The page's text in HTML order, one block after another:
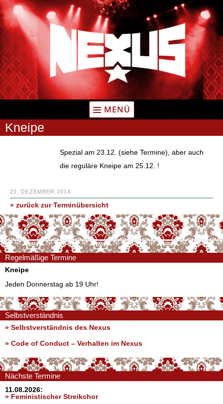
Zum
Inhalt
springen
MENÜ
Kneipe
Spezial am 23.12. (siehe Termine), aber auch
die reguläre Kneipe am 25.12. !
22. DEZEMBER 2014
» zurück zur Terminübersicht
Regelmäßige Termine
Kneipe
Jeden Donnerstag ab 19 Uhr!
Selbstverständnis
» Selbstverständnis des Nexus
» Code of Conduct – Verhalten im Nexus
Nächste Termine
11.08.2026:
» Feministischer Streikchor